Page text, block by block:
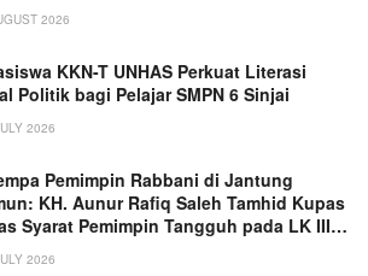
2026
KKN-T UNHAS Perkuat Literasi
Politik bagi Pelajar SMPN 6 Sinjai
2026
Pemimpin Rabbani di Jantung
KH. Aunur Rafiq Saleh Tamhid Kupas
Syarat Pemimpin Tangguh pada LK III
Indonesia
2026